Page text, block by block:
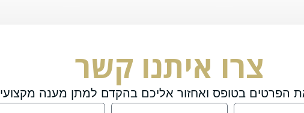
צרו איתנו קשר
הפרטים בטופס ואחזור אליכם בהקדם למתן מענה מקצועי